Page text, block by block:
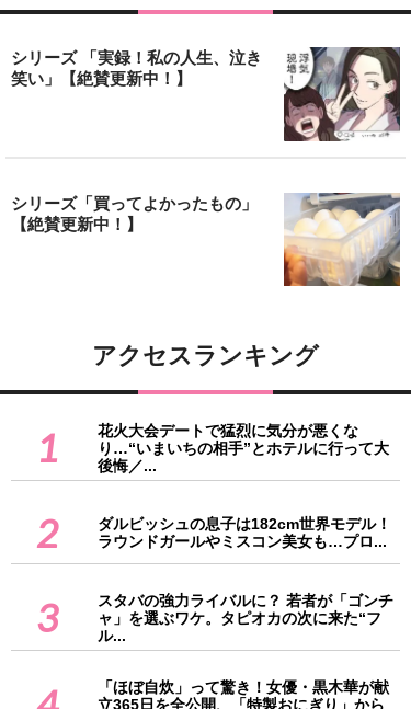
シリーズ 「実録！私の人生、泣き
笑い」【絶賛更新中！】
シリーズ「買ってよかったもの」
【絶賛更新中！】
アクセスランキング
1
花火大会デートで猛烈に気分が悪くな
り…“いまいちの相手”とホテルに行って大
後悔／...
2
ダルビッシュの息子は182cm世界モデル！
ラウンドガールやミスコン美女も…プロ...
3
スタバの強力ライバルに？ 若者が「ゴンチ
ャ」を選ぶワケ。タピオカの次に来た“フ
ル...
「ほぼ自炊」って驚き！女優・黒木華が献
立365日を全公開、「特製おにぎり」から